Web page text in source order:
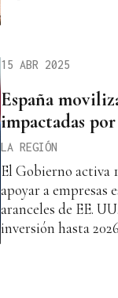
15 ABR 2025
España
impactadas
LA REGIÓN
El Gobierno activa
apoyar a empresas
aranceles de EE.
inversión hasta